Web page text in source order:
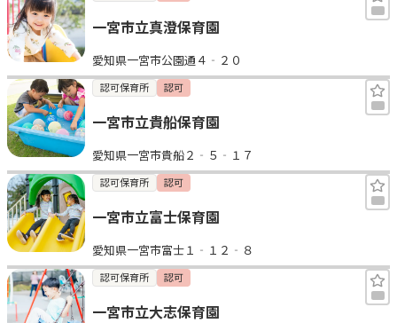
一宮市立真澄保育園
愛知県一宮市公園通４‐２０
認可保育所 認可
一宮市立貴船保育園
愛知県一宮市貴船２‐５‐１７
認可保育所 認可
一宮市立富士保育園
愛知県一宮市富士１‐１２‐８
認可保育所 認可
一宮市立大志保育園